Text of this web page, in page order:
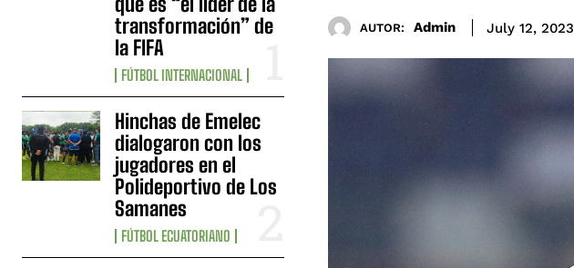
transformación” de
la FIFA
FÚTBOL INTERNACIONAL
Hinchas de Emelec
dialogaron con los
jugadores en el
Polideportivo de Los
Samanes
FÚTBOL ECUATORIANO
AUTOR: Admin July 12, 2023